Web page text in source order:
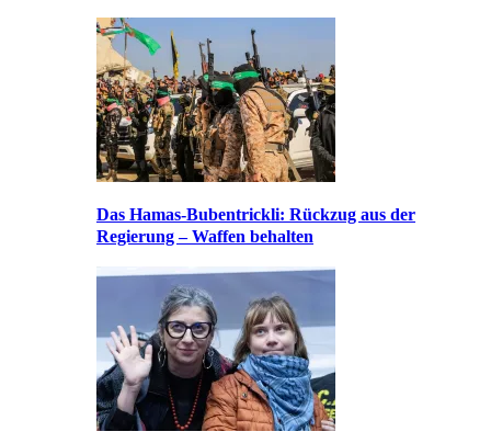
Das Hamas-Bubentrickli: Rückzug aus der
Regierung – Waffen behalten